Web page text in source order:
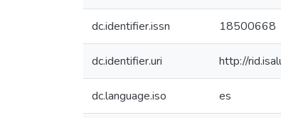
dc.identifier.issn 18500668
dc.identifier.uri http://
dc.language.iso es